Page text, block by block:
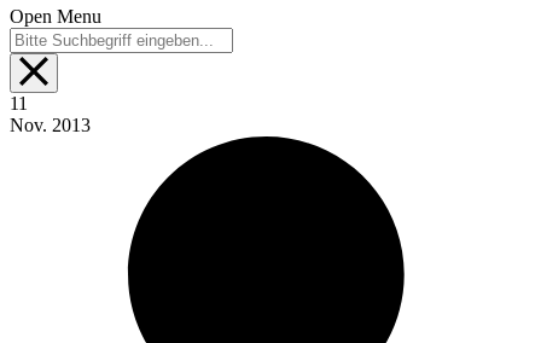
Open Menu
11
Nov. 2013